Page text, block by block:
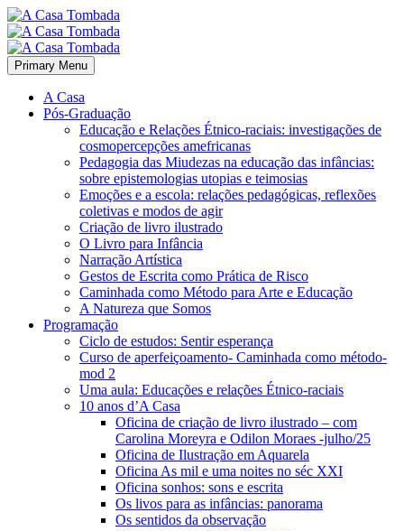
Primary Menu
A Casa
Pós-Graduação
Educação e Relações Étnico-raciais: investigações de
cosmopercepções amefricanas
Pedagogia das Miudezas na educação das infâncias:
sobre epistemologias utopias e teimosias
Emoções e a escola: relações pedagógicas, reflexões
coletivas e modos de agir
Criação de livro ilustrado
O Livro para Infância
Narração Artística
Gestos de Escrita como Prática de Risco
Caminhada como Método para Arte e Educação
A Natureza que Somos
Programação
Ciclo de estudos: Sentir esperança
Curso de aperfeiçoamento- Caminhada como método-
mod 2
Uma aula: Educações e relações Étnico-raciais
10 anos d’A Casa
Oficina de criação de livro ilustrado – com
Carolina Moreyra e Odilon Moraes -julho/25
Oficina de Ilustração em Aquarela
Oficina As mil e uma noites no séc XXI
Oficina sonhos: sons e escrita
Os livos para as infâncias: panorama
Os sentidos da observação